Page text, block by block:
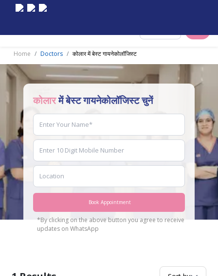
Home Doctors कोलार में बेस्ट गायनेकोलॉजिस्ट
कोलारमें बेस्ट गायनेकोलॉजिस्ट चुनें
Book Appointment
*By clicking on the above button you agree to receive
updates on WhatsApp